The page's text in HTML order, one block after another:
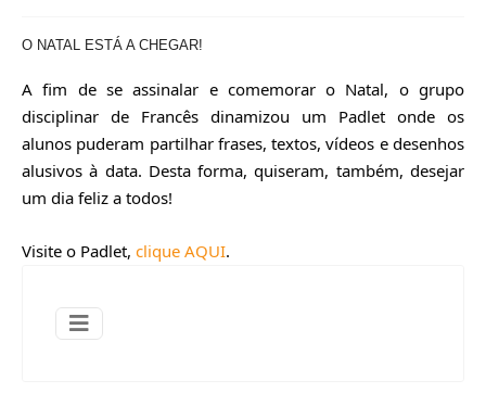
O NATAL ESTÁ A CHEGAR!
A fim de se assinalar e comemorar o Natal, o grupo
disciplinar de Francês dinamizou um Padlet onde os
alunos puderam partilhar frases, textos, vídeos e desenhos
alusivos à data. Desta forma, quiseram, também, desejar
um dia feliz a todos!
Visite o Padlet, clique AQUI.